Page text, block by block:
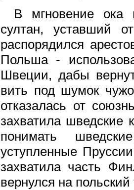
В мгновение ока
султан, уставший
распорядился
Польша -
Швеции, дабы
вить под шумок
отказалась от
захватила шведские
понимать
уступленные
захватила часть
вернулся на польский